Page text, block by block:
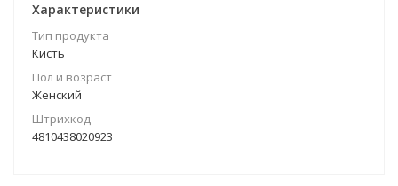
Характеристики
Тип продукта
Кисть
Пол и возраст
Женский
Штрихкод
4810438020923